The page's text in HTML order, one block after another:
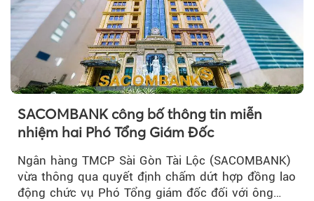
SACOMBANK công bố thông tin miễn
nhiệm hai Phó Tổng Giám Đốc
Ngân hàng TMCP Sài Gòn Tài Lộc (SACOMBANK)
vừa thông qua quyết định chấm dứt hợp đồng lao
động chức vụ Phó Tổng giám đốc đối với ông